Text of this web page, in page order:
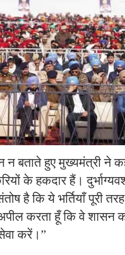
न बताते हुए मुख्यमंत्री ने
के हकदार हैं।
है कि ये भर्तियाँ पूरी
करता हूँ कि वे शासन
करें।”